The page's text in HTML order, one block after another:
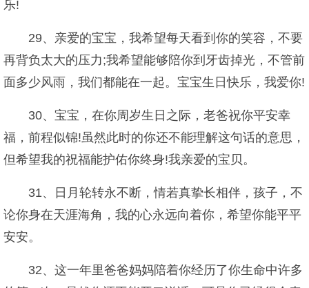
乐!
29、亲爱的宝宝，我希望每天看到你的笑容，不要
再背负太大的压力;我希望能够陪你到牙齿掉光，不管前
面多少风雨，我们都能在一起。宝宝生日快乐，我爱你!
30、宝宝，在你周岁生日之际，老爸祝你平安幸
福，前程似锦!虽然此时的你还不能理解这句话的意思，
但希望我的祝福能护佑你终身!我亲爱的宝贝。
31、日月轮转永不断，情若真挚长相伴，孩子，不
论你身在天涯海角，我的心永远向着你，希望你能平平
安安。
32、这一年里爸爸妈妈陪着你经历了你生命中许多